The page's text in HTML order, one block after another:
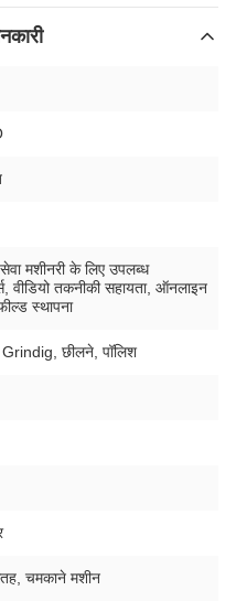
मशीनरी के लिए उपलब्ध
वीडियो तकनीकी सहायता, ऑनलाइन
स्थापना
Grindig, छीलने, पॉलिश
चमकाने मशीन